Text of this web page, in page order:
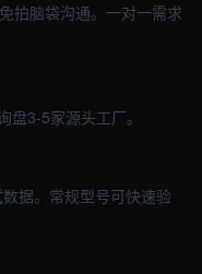
拍脑袋沟通。一对一需求
3-5家源头工厂。
据。常规型号可快速验